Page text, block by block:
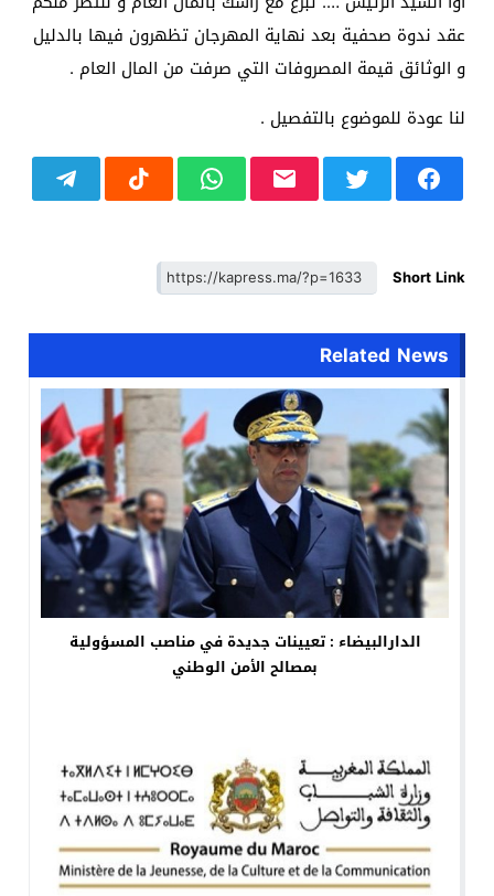
عقد ندوة صحفية بعد نهاية المهرجان تظهرون فيها بالدليل
و الوثائق قيمة المصروفات التي صرفت من المال العام .
لنا عودة للموضوع بالتفصيل .
Short Link
Related News
الدارالبيضاء : تعيينات جديدة في مناصب المسؤولية
بمصالح الأمن الوطني